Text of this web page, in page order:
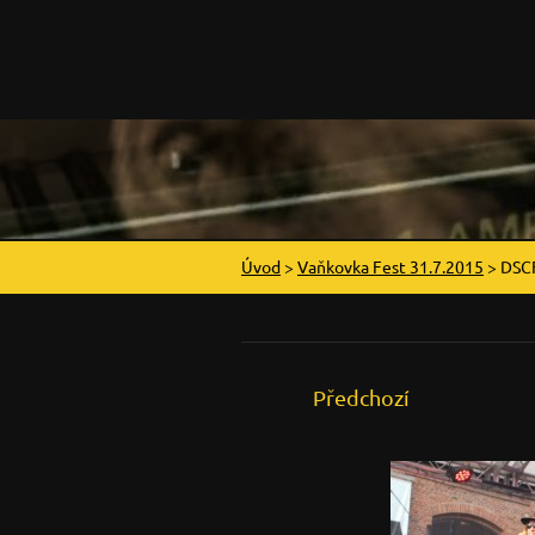
Úvod> Vaňkovka Fest 31.7.2015 >
Předchozí